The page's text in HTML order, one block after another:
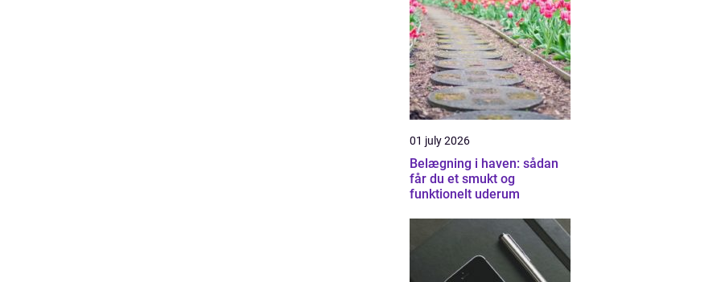
01 july 2026
Belægning i haven: sådan
får du et smukt og
funktionelt uderum